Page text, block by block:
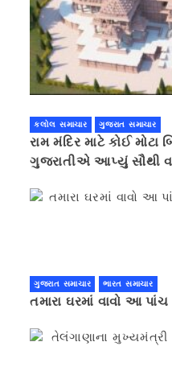
કલોલ સમાચાર ગુજરાત સમાચાર
રામ મંદિર માટે કોઈ
ગુજરાતીએ આપ્યું સૌથી
ગુજરાત સમાચાર ભારત સમાચાર
તમારા ઘરમાં વાવો આ